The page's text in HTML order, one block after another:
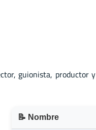
, guionista, productory
📝 Nombre